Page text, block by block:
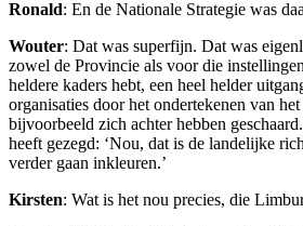
Ronald: En de Nationale Strategie was
Wouter: Dat was superfijn. Dat was
zowel de Provincie als voor die
heldere kaders hebt, een heel helder
organisaties door het ondertekenen van
bijvoorbeeld zich achter hebben
heeft gezegd: ‘Nou, dat is de landelijke
verder gaan inkleuren.’
Kirsten: Wat is het nou precies, die